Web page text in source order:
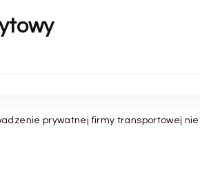
prywatnej firmy transportowej